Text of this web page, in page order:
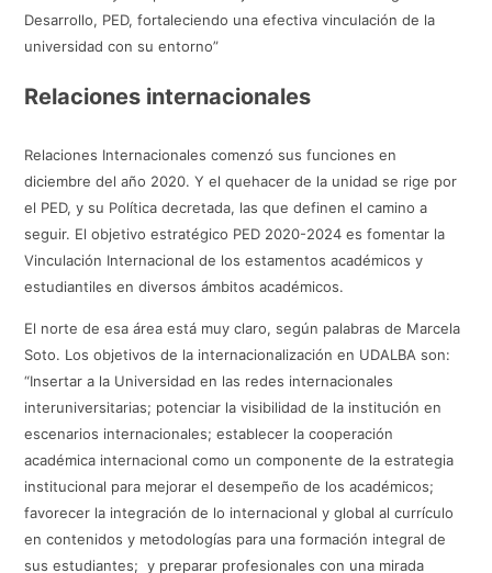
Desarrollo, PED, fortaleciendo una efectiva vinculación de la
universidad con su entorno”
Relaciones internacionales
Relaciones Internacionales comenzó sus funciones en
diciembre del año 2020. Y el quehacer de la unidad se rige por
el PED, y su Política decretada, las que definen el camino a
seguir. El objetivo estratégico PED 2020-2024 es fomentar la
Vinculación Internacional de los estamentos académicos y
estudiantiles en diversos ámbitos académicos.
El norte de esa área está muy claro, según palabras de Marcela
Soto. Los objetivos de la internacionalización en UDALBA son:
“Insertar a la Universidad en las redes internacionales
interuniversitarias; potenciar la visibilidad de la institución en
escenarios internacionales; establecer la cooperación
académica internacional como un componente de la estrategia
institucional para mejorar el desempeño de los académicos;
favorecer la integración de lo internacional y global al currículo
en contenidos y metodologías para una formación integral de
sus estudiantes; y preparar profesionales con una mirada